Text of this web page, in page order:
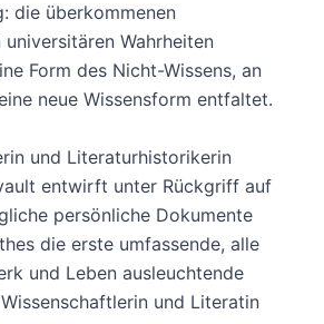
die überkommenen
Wahrheiten
Form des Nicht-Wissens, an
neue Wissensform entfaltet.
und Literaturhistorikerin
entwirft unter Rückgriff auf
persönliche Dokumente
die erste umfassende, alle
und Leben ausleuchtende
und Literatin